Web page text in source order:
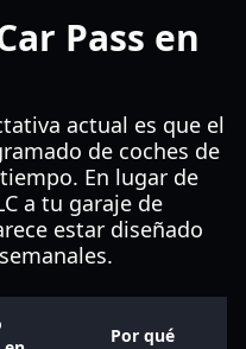
Pass en
actual es que el
de coches de
En lugar de
a tu garaje de
estar diseñado
Por qué